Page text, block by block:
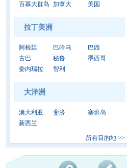
百慕大群岛 加拿大 美国
拉丁美洲
阿根廷 巴哈马
巴西
古巴
秘鲁
墨西哥
委内瑞拉
智利
大洋洲
澳大利亚 斐济
塞班岛
新西兰
所有目的地 >>